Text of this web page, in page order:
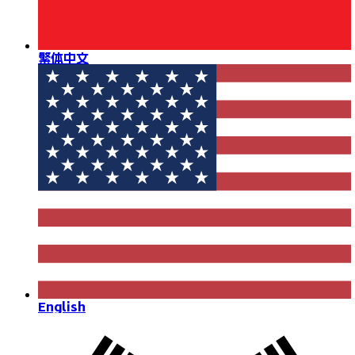
繁体中文
English